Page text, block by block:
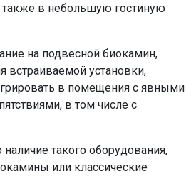
также в небольшую гостиную
на подвесной биокамин,
встраиваемой установки,
в помещения с явными
в том числе с
такого оборудования,
или классические